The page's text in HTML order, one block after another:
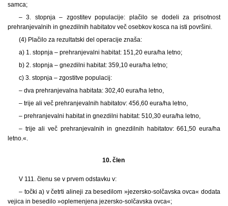
samca;
– 3. stopnja – zgostitev populacije: plačilo se dodeli za prisotnost
prehranjevalnih in gnezdilnih habitatov več osebkov kosca na isti površini.
(4) Plačilo za rezultatski del operacije znaša:
a) 1. stopnja – prehranjevalni habitat: 151,20 eura/ha letno;
b) 2. stopnja – gnezdilni habitat: 359,10 eura/ha letno;
c) 3. stopnja – zgostitve populacij:
– dva prehranjevalna habitata: 302,40 eura/ha letno,
– trije ali več prehranjevalnih habitatov: 456,60 eura/ha letno,
– prehranjevalni habitat in gnezdilni habitat: 510,30 eura/ha letno,
– trije ali več prehranjevalnih in gnezdilnih habitatov: 661,50 eura/ha
letno.«.
10. člen
V 111. členu se v prvem odstavku v:
– točki a) v četrti alineji za besedilom »jezersko-solčavska ovca« dodata
vejica in besedilo »oplemenjena jezersko-solčavska ovca«;